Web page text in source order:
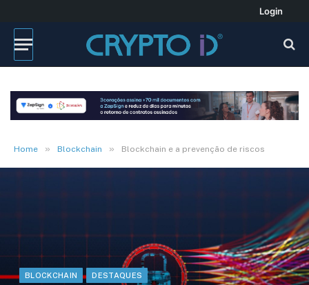
Login
Home » Blockchain » Blockchain e a prevenção de riscos
BLOCKCHAIN DESTAQUES